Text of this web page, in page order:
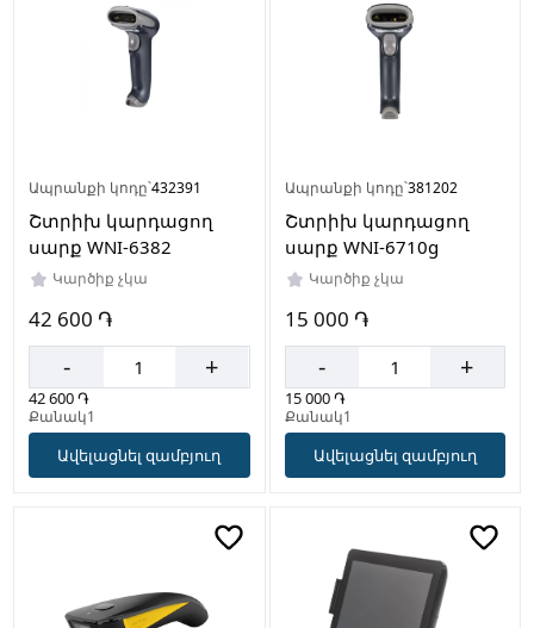
Ապրանքի կոդը՝432391
Շտրիխ կարդացող
սարք WNI-6382
Կարծիք չկա
42 600 ֏
- +
42 600 ֏
Քանակ1
Ավելացնել զամբյուղ
Ապրանքի կոդը՝381202
Շտրիխ կարդացող
սարք WNI-6710g
Կարծիք չկա
15 000 ֏
- +
15 000 ֏
Քանակ1
Ավելացնել զամբյուղ